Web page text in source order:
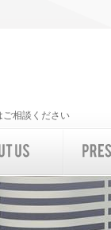
相談ください